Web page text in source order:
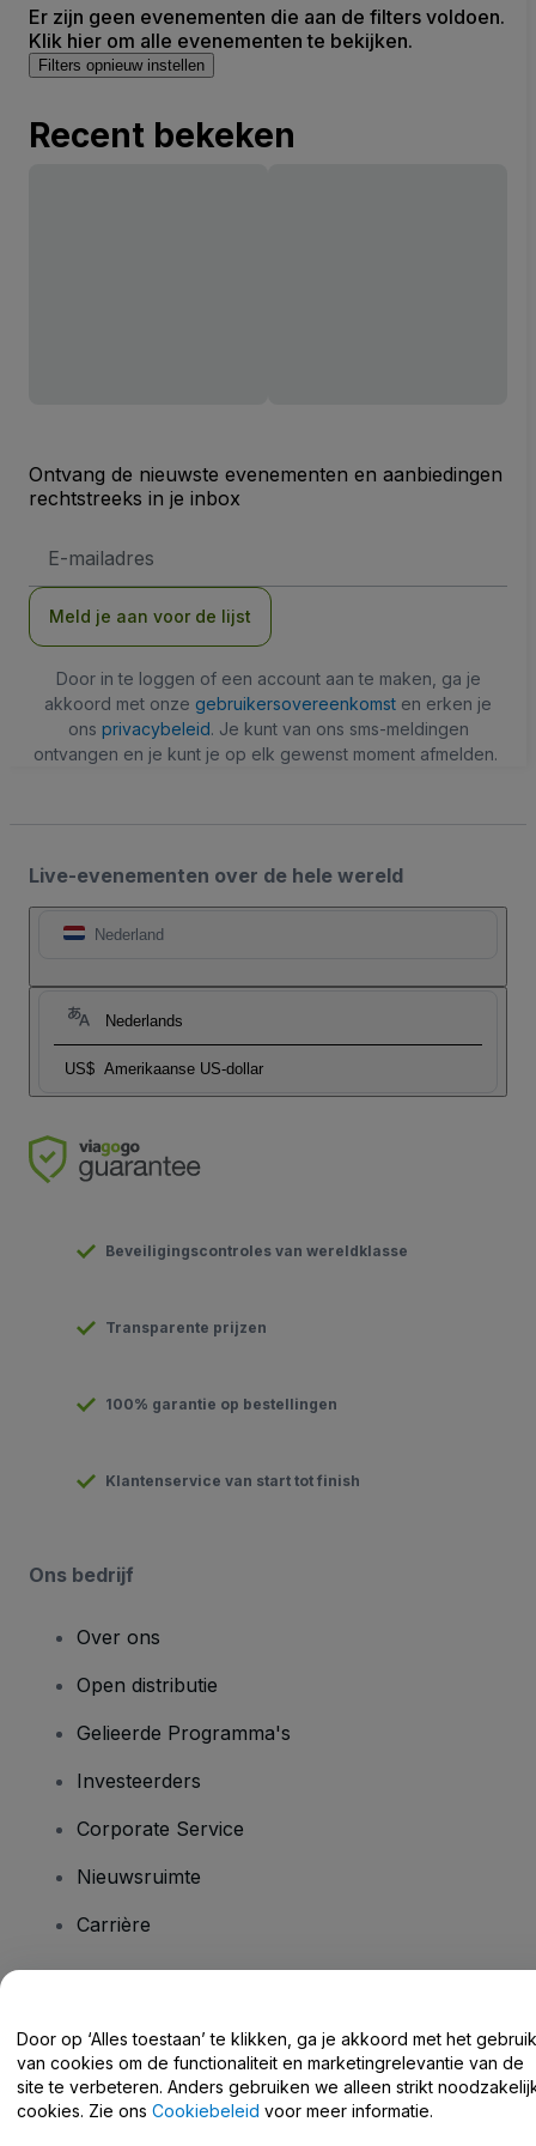
Er zijn geen evenementen die aan de filters voldoen.
Klik hier om alle evenementen te bekijken.
Filters opnieuw instellen
Recent bekeken
Ontvang de nieuwste evenementen en aanbiedingen
rechtstreeks in je inbox
mailadres
Meld je aan voor de lijst
Door in te loggen of een account aan te maken, ga je
akkoord met onze gebruikersovereenkomst en erken je
ons privacybeleid. Je kunt van ons sms-meldingen
ontvangen en je kunt je op elk gewenst moment afmelden.
Live-evenementen over de hele wereld
Nederland
Nederlands
US$ Amerikaanse US-dollar
Beveiligingscontroles van wereldklasse
Transparente prijzen
100% garantie op bestellingen
Klantenservice van start tot finish
Ons bedrijf
Over ons
Open distributie
Gelieerde Programma's
Investeerders
Corporate Service
Nieuwsruimte
Carrière
Helpcentrum / Neem Contact Met Ons Op
Door op ‘Alles toestaan’ te klikken, ga je akkoord met het gebruik
van cookies om de functionaliteit en marketingrelevantie van de
site te verbeteren. Anders gebruiken we alleen strikt
cookies. Zie ons Cookiebeleid voor meer informatie.